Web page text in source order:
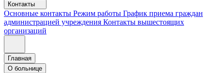
Контакты
Основные контакты Режим работы График приема граждан
администрацией учреждения Контакты вышестоящих
организаций
Главная
О больнице